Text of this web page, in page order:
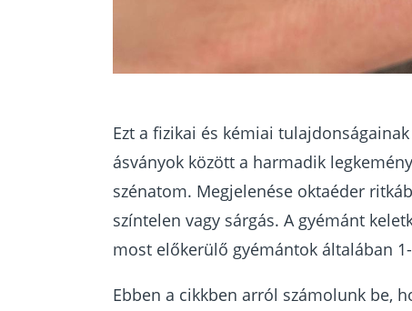
Ezt a fizikai és kémiai
ásványok között a harmadik
szénatom. Megjelenése oktaéder
színtelen vagy sárgás. A gyémánt
most előkerülő gyémántok általában
Ebben a cikkben arról számolunk be,